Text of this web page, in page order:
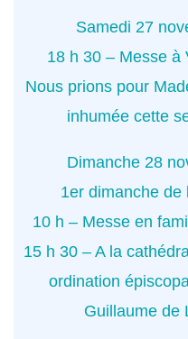
Samedi 27
18 h 30 – Messe à
Nous prions pour
inhumée cette
Dimanche 28
1er dimanche de
10 h – Messe en
15 h 30 – A la
ordination
Guillaume de